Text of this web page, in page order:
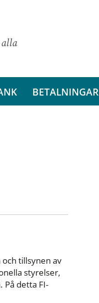
BETALNINGAR
tillsynen av
styrelser,
detta FI-